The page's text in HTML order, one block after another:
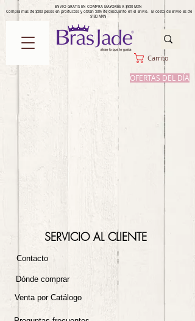
ENVIO GRATIS EN COMPRA MAYORES A $950 MXN
Compra mas de $500 pesos en productos y obtén 50% de descuento en el envío. El costo de envío es de
$180 MXN
Carrito
OFERTAS DEL DÍA
SERVICIO AL CLIENTE
Dónde comprar
Contacto
Venta por Catálogo